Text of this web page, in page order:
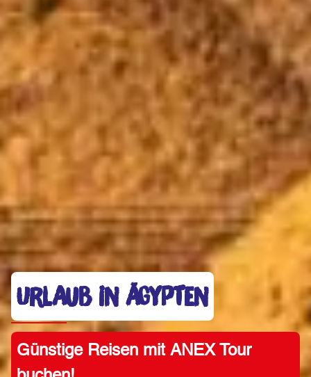
URLAUB IN ÄGYPTEN
Günstige Reisen mit ANEX Tour